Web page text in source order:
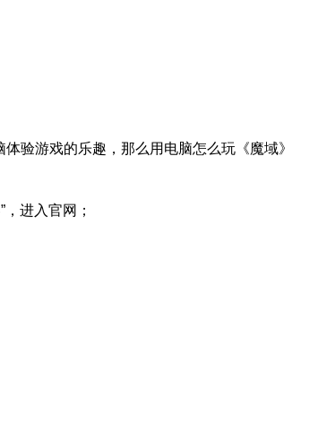
游戏的乐趣，那么用电脑怎么玩《魔域》
进入官网；